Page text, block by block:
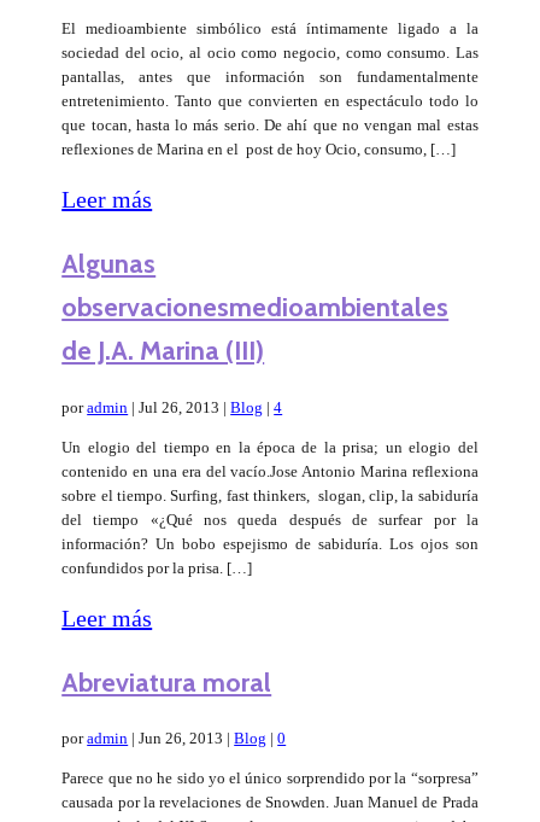
El medioambiente simbólico está íntimamente ligado a la
sociedad del ocio, al ocio como negocio, como consumo. Las
pantallas, antes que información son fundamentalmente
entretenimiento. Tanto que convierten en espectáculo todo lo
que tocan, hasta lo más serio. De ahí que no vengan mal estas
reflexiones de Marina en el post de hoy Ocio, consumo, […]
Leer más
Algunas
observacionesmedioambientales
de J.A. Marina (III)
poradmin |Jul 26, 2013 |Blog |4
Un elogio del tiempo en la época de la prisa; un elogio del
contenido en una era del vacío.Jose Antonio Marina reflexiona
sobre el tiempo. Surfing, fast thinkers, slogan, clip, la sabiduría
del tiempo «¿Qué nos queda después de surfear por la
información? Un bobo espejismo de sabiduría. Los ojos son
confundidos por la prisa. […]
Leer más
Abreviatura moral
poradmin |Jun 26, 2013 |Blog |0
Parece que no he sido yo el único sorprendido por la “sorpresa”
causada por la revelaciones de Snowden. Juan Manuel de Prada